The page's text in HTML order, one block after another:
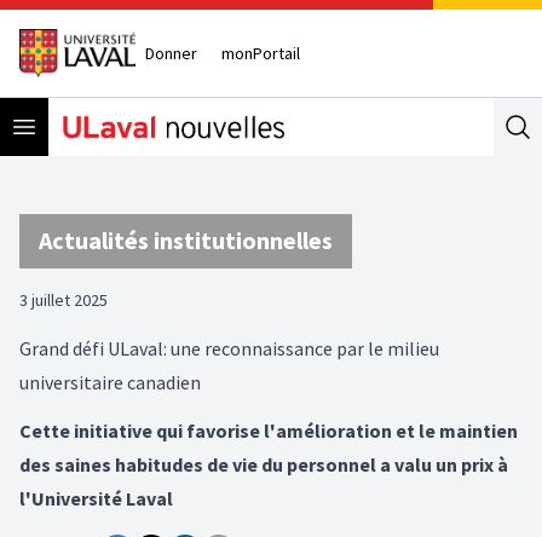
Donner monPortail
Open menu
Actualités institutionnelles
3 juillet 2025
Grand défi ULaval: une reconnaissance par le milieu
universitaire canadien
Cette initiative qui favorise l'amélioration et le maintien
des saines habitudes de vie du personnel a valu un prix à
l'Université Laval